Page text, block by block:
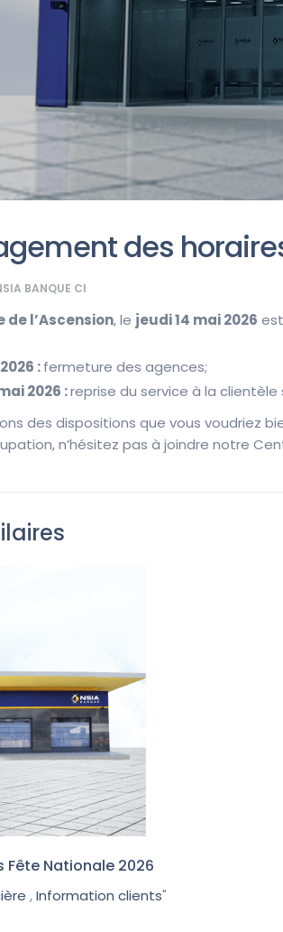
des
BANQUE CI
de l’Ascension, le jeudi 14 mai2026
:fermeture des agences;
2026 :reprise du service à la
des dispositions que vous voudriez
n’hésitez pas à joindre notre
Fête Nationale 2026
,Information clients"